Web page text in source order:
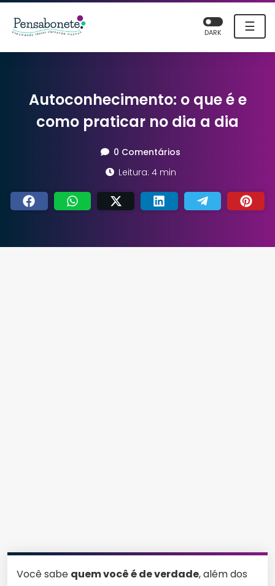
☰
DARK
Autoconhecimento: o que é e
como praticar no dia a dia
0 Comentários
Leitura: 4 min
Você sabe quem você é de verdade, além dos